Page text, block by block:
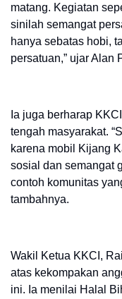
matang. Kegiatan
sinilah semangat
hanya sebatas hobi,
persatuan,” ujar Alan
Ia juga berharap
tengah masyarakat.
karena mobil Kijang
sosial dan semangat
contoh komunitas
tambahnya.
Wakil Ketua KKCI,
atas kekompakan
ini. Ia menilai Halal